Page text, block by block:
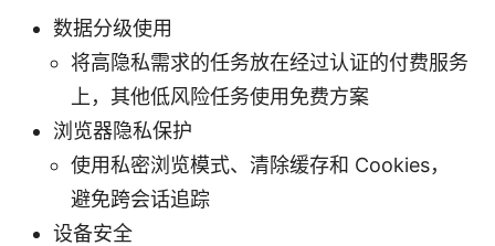
数据分级使用
将高隐私需求的任务放在经过认证的付费服务
上，其他低风险任务使用免费方案
浏览器隐私保护
使用私密浏览模式、清除缓存和 Cookies，
避免跨会话追踪
设备安全